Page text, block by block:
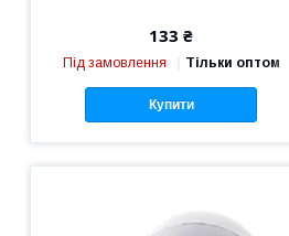
133 ₴
Під замовлення Тільки оптом
Купити